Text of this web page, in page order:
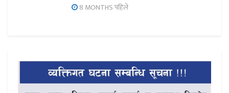
8 MONTHS पहिले